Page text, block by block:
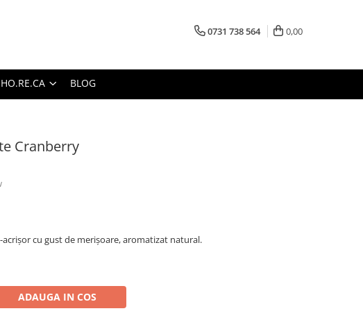
0731 738 564 0,00
BLOG
Cranberry
acrișor cu gust de merișoare, aromatizat natural.
ADAUGA IN COS